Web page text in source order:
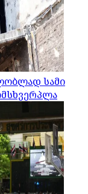
სამი